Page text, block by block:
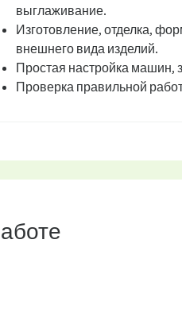
выглаживание.
Изготовление, отделка,
внешнего вида изделий.
Простая настройка машин,
Проверка правильной